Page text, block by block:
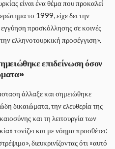
είναι ένα θέμα που προκαλεί
το 1999, είχε δει την
προσκόλλησης σε κοινές
ελληνοτουρκική προσέγγιση».
επιδείνωση όσον
άλλαξε και σημειώθηκε
δικαιώματα, την ελευθερία της
και τη λειτουργία των
τονίζει και με νόημα προσθέτει:
διευκρινίζοντας ότι «αυτό